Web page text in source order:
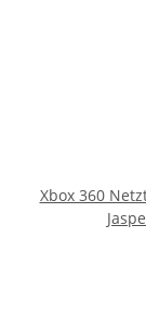
Xbox 360